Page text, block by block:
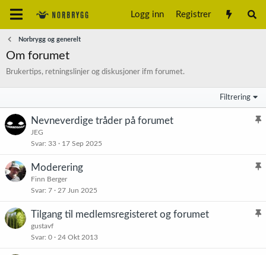
Logg inn Registrer
Norbrygg og generelt
Om forumet
Brukertips, retningslinjer og diskusjoner ifm forumet.
Filtrering
K
t
Nevneverdige tråder på forumet
JEG
Svar 33 17 Sep 2025
K
t
Moderering
Finn Berger
Svar 7 27 Jun 2025
K
Tilgang til medlemsregisteret og forumet
gustavf
Svar 0 24 Okt 2013